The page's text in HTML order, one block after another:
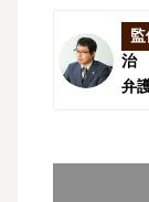
監
治
弁